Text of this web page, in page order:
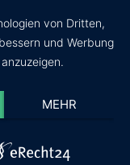
von Dritten,
und Werbung
MEHR